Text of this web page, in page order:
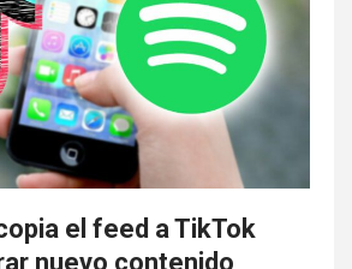
el feed a TikTok
nuevo contenido